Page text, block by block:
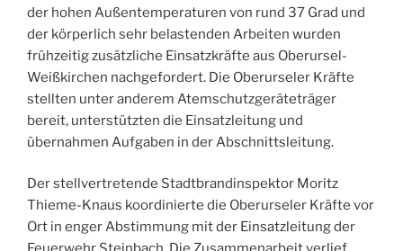
der hohen Außentemperaturen von rund 37 Grad und
der körperlich sehr belastenden Arbeiten wurden
frühzeitig zusätzliche Einsatzkräfte aus Oberursel-
Weißkirchen nachgefordert. Die Oberurseler Kräfte
stellten unter anderem Atemschutzgeräteträger
bereit, unterstützten die Einsatzleitung und
übernahmen Aufgaben in der Abschnittsleitung.
Der stellvertretende Stadtbrandinspektor Moritz
Thieme-Knaus koordinierte die Oberurseler Kräfte vor
Ort in enger Abstimmung mit der Einsatzleitung der